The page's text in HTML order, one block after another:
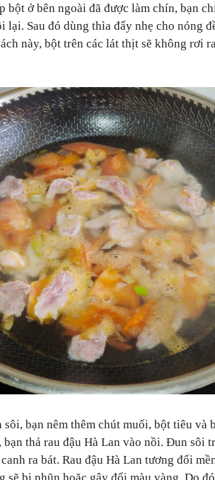
bột ở bên ngoài đã được làm chín, bạn
lại. Sau đó dùng thìa đẩy nhẹ cho nóng
này, bột trên các lát thịt sẽ không rơi
sôi, bạn nêm thêm chút muối, bột tiêu và
bạn thả rau đậu Hà Lan vào nồi. Đun sôi
ra bát. Rau đậu Hà Lan tương đối